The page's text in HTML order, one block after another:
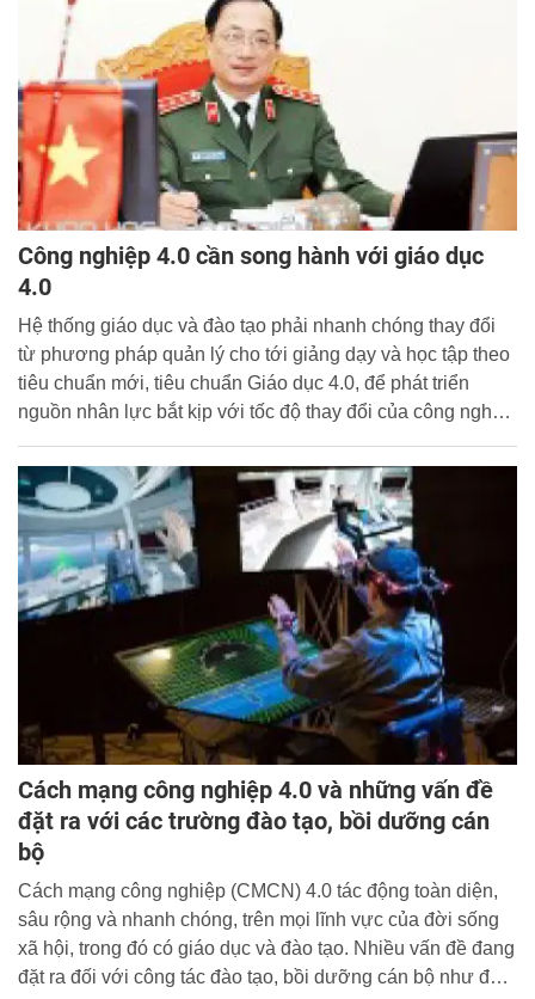
Công nghiệp 4.0 cần song hành với giáo dục
4.0
Hệ thống giáo dục và đào tạo phải nhanh chóng thay đổi
từ phương pháp quản lý cho tới giảng dạy và học tập theo
tiêu chuẩn mới, tiêu chuẩn Giáo dục 4.0, để phát triển
nguồn nhân lực bắt kịp với tốc độ thay đổi của công nghệ
Cách mạng công nghiệp 4.0 và những vấn đề
đặt ra với các trường đào tạo, bồi dưỡng cán
bộ
Cách mạng công nghiệp (CMCN) 4.0 tác động toàn diện,
sâu rộng và nhanh chóng, trên mọi lĩnh vực của đời sống
xã hội, trong đó có giáo dục và đào tạo. Nhiều vấn đề đang
đặt ra đối với công tác đào tạo, bồi dưỡng cán bộ như đổi